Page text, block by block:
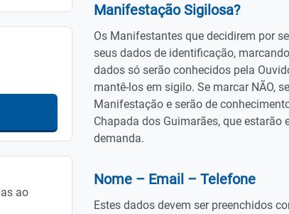
ao
Manifestação Sigilosa?
Os Manifestantes que decidirem por
seus dados de identificação,
dados só serão conhecidos pela
mantê-los em sigilo. Se marcar NÃO,
Manifestação e serão de
Chapada dos Guimarães, que estarão
demanda.
Nome – Email – Telefone
Estes dados devem ser preenchidos